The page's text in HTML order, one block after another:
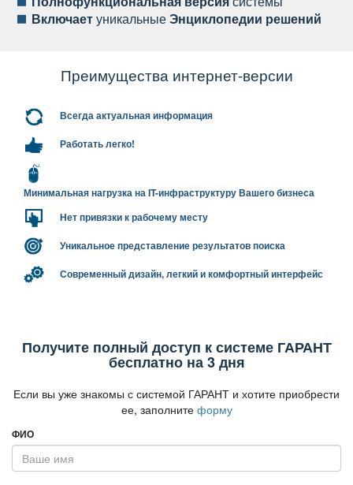
ключаетуникальныеЭнциклопедии решений
Преимущества интернет-версии
сегда актуальная информация
Работать легко!
Минимальная нагрузка на IT-инфраструктуру Вашего бизнеса
Нет привязки к рабочему месту
Уникальное представление результатов поиска
Современный дизайн, легкий и комфортный интерфейс
Получите полный доступ к системе ГАРАНТ
есплатно на 3 дня
Если вы уже знакомы с системой ГАРАНТ и хотите приобрести
ее, заполните форму
ФИО